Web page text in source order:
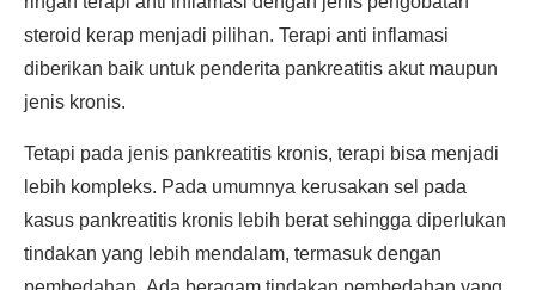
steroid kerap menjadi pilihan. Terapi anti inflamasi
diberikan baik untuk penderita pankreatitis akut maupun
jenis kronis.
Tetapi pada jenis pankreatitis kronis, terapi bisa menjadi
lebih kompleks. Pada umumnya kerusakan sel pada
kasus pankreatitis kronis lebih berat sehingga diperlukan
tindakan yang lebih mendalam, termasuk dengan